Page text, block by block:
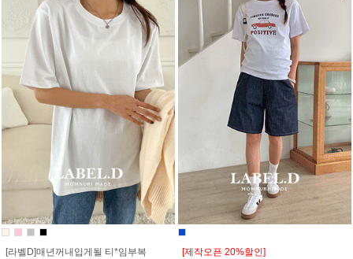
[라벨D]매년꺼내입게될 티*임부복
[제작오픈 20%할인]